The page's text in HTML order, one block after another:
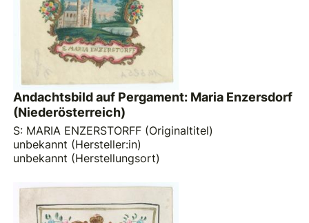
Andachtsbild auf Pergament: Maria Enzersdorf
(Niederösterreich)
S: MARIA ENZERSTORFF (Originaltitel)
unbekannt (Hersteller:in)
unbekannt (Herstellungsort)